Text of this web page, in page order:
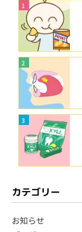
1
2
3
カテゴリー
お知らせ